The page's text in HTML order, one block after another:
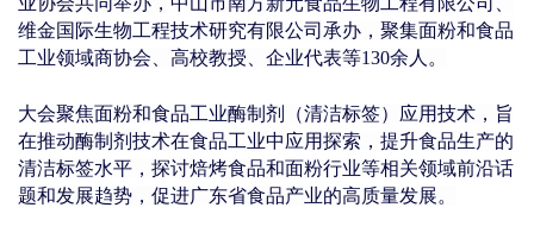
维金国际生物工程技术研究有限公司承办，聚集面粉和食品
工业领域商协会、高校教授、企业代表等130余人。
大会聚焦面粉和食品工业酶制剂（清洁标签）应用技术，旨
在推动酶制剂技术在食品工业中应用探索，提升食品生产的
清洁标签水平，探讨焙烤食品和面粉行业等相关领域前沿话
题和发展趋势，促进广东省食品产业的高质量发展。